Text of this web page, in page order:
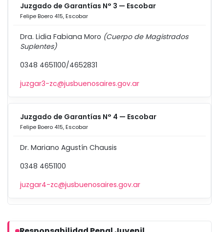
Juzgado de Garantías N° 3 — Escobar
Felipe Boero 415, Escobar
Dra. Lidia Fabiana Moro (Cuerpo de Magistrados
Suplentes)
0348 4651100/4652831
juzgar3-zc@jusbuenosaires.gov.ar
Juzgado de Garantías N° 4 — Escobar
Felipe Boero 415, Escobar
Dr. Mariano Agustín Chausis
0348 4651100
juzgar4-zc@jusbuenosaires.gov.ar